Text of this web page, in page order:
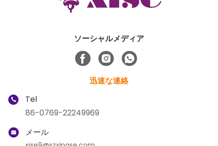
ソーシャルメディア
迅速な連絡
Tel
86-0769-22249969
メール